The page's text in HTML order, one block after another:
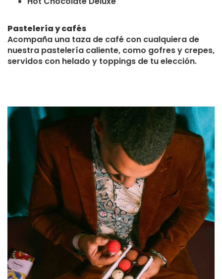
Pastelería y cafés
Acompaña una taza de café con cualquiera de
nuestra pastelería caliente, como gofres y crepes,
servidos con helado y toppings de tu elección.